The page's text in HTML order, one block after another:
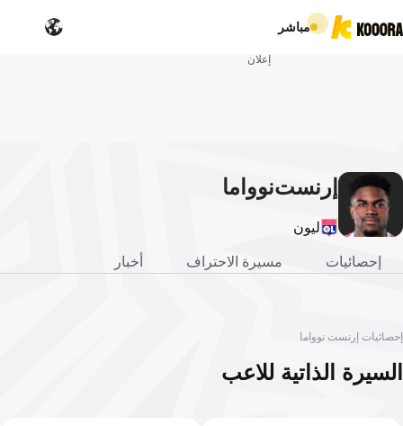
مباشر
إعلان
إرنستنوواما
ليون
إحصائيات مسيرة الاحتراف أخبار
إحصائيات إرنست نوواما
السيرة الذاتية للاعب